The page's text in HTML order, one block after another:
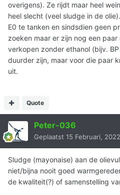
overigens). Ze rijdt maar heel
heel slecht (veel sludge in de
E0 te tanken en sindsdien geen
zoeken maar er zijn nog een
verkopen zonder ethanol (bijv.
duurder zijn, maar voor die paar
uit.
Quote
Peter-036
Geplaatst 15 Februari, 2022
Sludge (mayonaise) aan de
niet/bijna nooit goed
de kwaliteit(?) of samenstelling